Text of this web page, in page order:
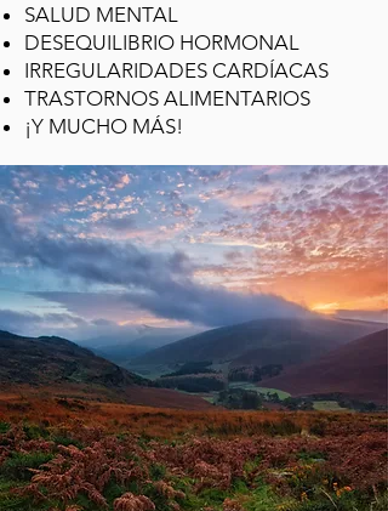
SALUD MENTAL
DESEQUILIBRIO HORMONAL
IRREGULARIDADES CARDÍACAS
TRASTORNOS ALIMENTARIOS
¡Y MUCHO MÁS!